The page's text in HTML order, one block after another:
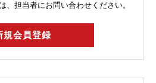
担当者にお問い合わせください。
規会員登録